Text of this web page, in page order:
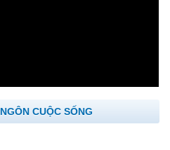
CUỘC SỐNG